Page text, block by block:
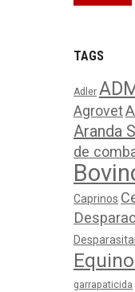
TAGS
Adler
Agrovet
Aranda
de
Caprinos
garrapaticida